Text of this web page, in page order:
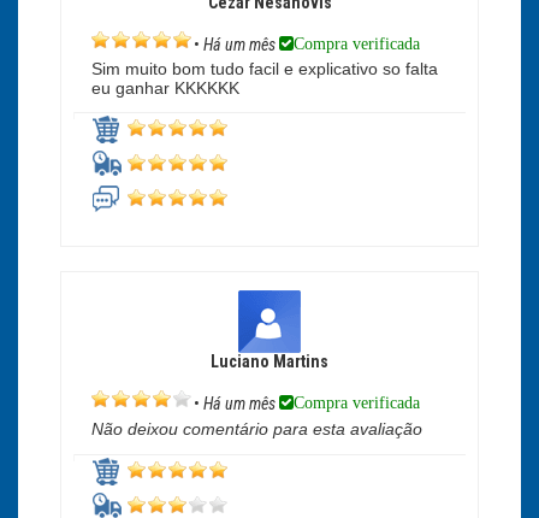
• Há um mês Compra verificada
Sim muito bom tudo facil e explicativo so falta
eu ganhar KKKKKK
Luciano Martins
• Há um mês Compra verificada
Não deixou comentário para esta avaliação